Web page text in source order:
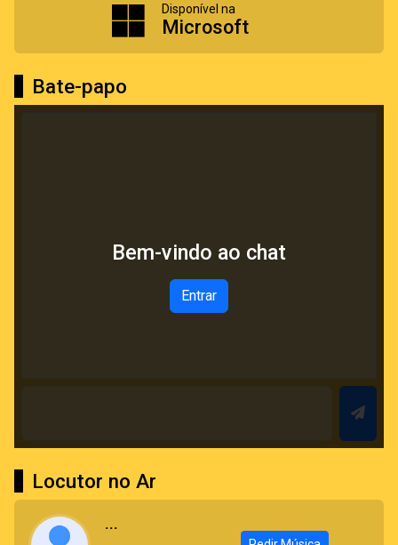
Disponível na
Microsoft
Bate-papo
Bem-vindo ao chat
Entrar
Locutor no Ar
...